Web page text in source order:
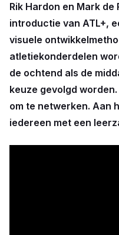
Rik Hardon en Mark de
introductie van ATL+,
visuele
atletiekonderdelen
de ochtend als de
keuze gevolgd
om te netwerken. Aan
iedereen met een